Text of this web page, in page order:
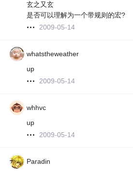
玄之又玄
是否可以理解为一个带规则的宏?
2009-05-14
whatstheweather
up
2009-05-14
whhvc
up
2009-05-14
Paradin